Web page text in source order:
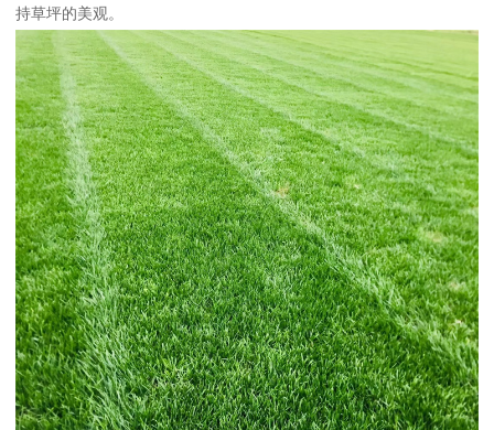
持草坪的美观。